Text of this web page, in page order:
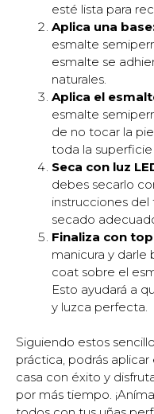
esté lista para
Aplica una
esmalte
esmalte se
naturales.
Aplica el
esmalte
de no tocar la
toda la
Seca con luz
debes secarlo
instrucciones
secado
Finaliza con
manicura y darle
coat sobre el
Esto ayudará a
y luzca perfecta.
Siguiendo estos
práctica, podrás
casa con éxito y
por más tiempo.